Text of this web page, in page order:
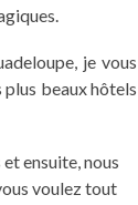
je vous
beaux hôtels
ensuite, nous
voulez tout